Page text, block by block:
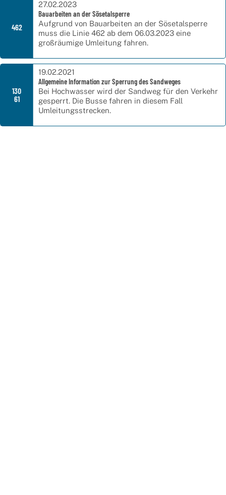
462
27.02.2023
Bauarbeiten an der Sösetalsperre
Aufgrund von Bauarbeiten an der Sösetalsperre
muss die Linie 462 ab dem 06.03.2023 eine
großräumige Umleitung fahren.
130
61
19.02.2021
Allgemeine Information zur Sperrung des Sandweges
Bei Hochwasser wird der Sandweg für den Verkehr
gesperrt. Die Busse fahren in diesem Fall
Umleitungsstrecken.